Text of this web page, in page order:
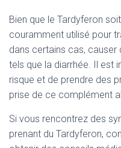
Bien que le Tardyferon
couramment utilisé pour
dans certains cas,
tels que la diarrhée. Il est
risque et de prendre des
prise de ce complément
Si vous rencontrez des
prenant du Tardyferon,